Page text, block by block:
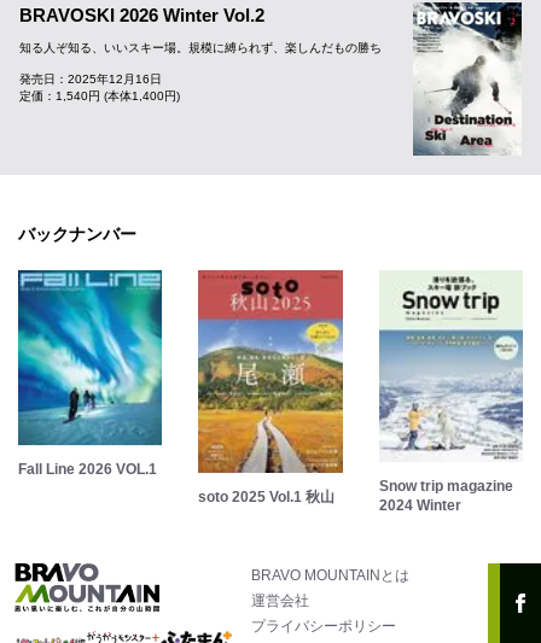
BRAVOSKI 2026 Winter Vol.2
知る人ぞ知る、いいスキー場。規模に縛られず、楽しんだもの勝ち
発売日：2025年12月16日
定価：1,540円 (本体1,400円)
バックナンバー
Fall Line 2026 VOL.1
soto 2025 Vol.1 秋山
Snow trip magazine
2024 Winter
BRAVO MOUNTAINとは
運営会社
プライバシーポリシー